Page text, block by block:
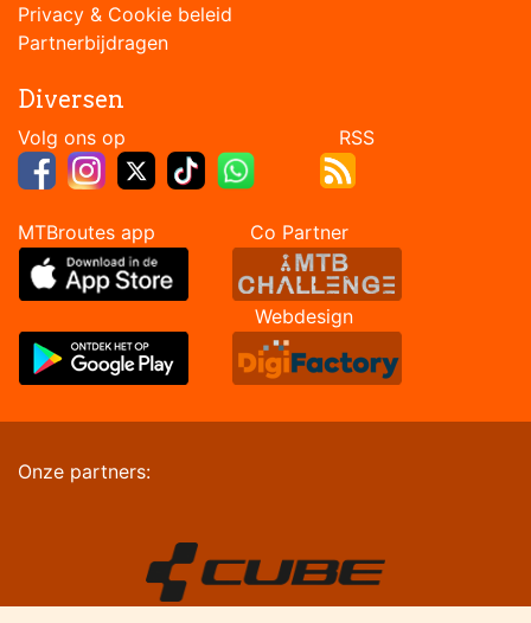
Privacy & Cookie beleid
Partnerbijdragen
Diversen
Volg ons op RSS
MTBroutes app Co Partner
Webdesign
Onze partners: